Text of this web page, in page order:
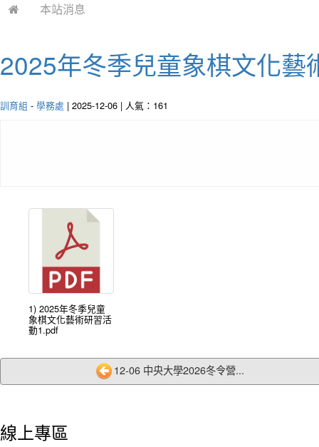
本站消息
2025年冬季兒童象棋文化藝
訓育組 - 學務處 | 2025-12-06 | 人氣：161
1) 2025年冬季兒童
象棋文化藝術研習活
動1.pdf
12-06 中央大學2026冬令營...
線上專區